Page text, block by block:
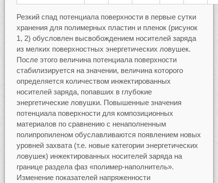
Резкий спад потенциала поверхности в первые сутки
хранения для полимерных пластин и пленок (рисунок
1, 2) обусловлен высвобождением носителей заряда
из мелких поверхностных энергетических ловушек.
После этого величина потенциала поверхности
стабилизируется на значении, величина которого
определяется количеством инжектированных
носителей заряда, попавших в глубокие
энергетические ловушки. Повышенные значения
потенциала поверхности для композиционных
материалов по сравнению с ненаполненным
полипропиленом обуславливаются появлением новых
уровней захвата (т.е. новые категории энергетических
ловушек) инжектированных носителей заряда на
границе раздела фаз «полимер-наполнитель».
Изменение показателей напряженности